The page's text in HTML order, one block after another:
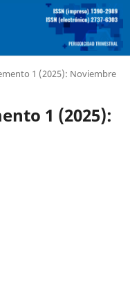
1 (2025): Noviembre
1 (2025):